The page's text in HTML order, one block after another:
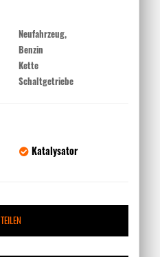
Neufahrzeug,
Benzin
Kette
Schaltgetriebe
Katalysator
TEILEN